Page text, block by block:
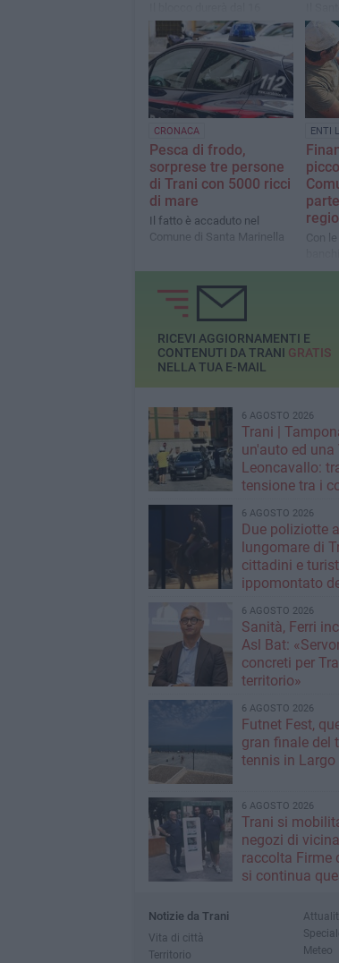
agosto fino al 29 settembre:
la nota di Coldiretti Pesca
Puglia
CRONACA
Pesca di frodo,
sorprese tre persone
di Trani con 5000 ricci
di mare
Il fatto è accaduto nel
Comune di Santa Marinella
ENTI
Con
RICEVI AGGIORNAMENTI E
CONTENUTI DA TRANI GRATIS
NELLA TUA E-MAIL
6 AGOSTO 2026
Trani |
un'auto ed una
Leoncavallo:
tensione tra i
6 AGOSTO 2026
Due poliziotte
lungomare di
cittadini e
ippomontato
6 AGOSTO 2026
Sanità, Ferri
Asl Bat:
concreti per
territorio»
6 AGOSTO 2026
Futnet Fest,
gran finale del
tennis in Largo
6 AGOSTO 2026
Trani si
negozi di
raccolta Firme
si continua
Notizie da Trani
Vita di città
Territorio
Meteo